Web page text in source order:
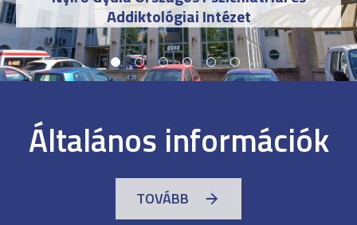
Addiktológiai Intézet
Általános információk
TOVÁBB